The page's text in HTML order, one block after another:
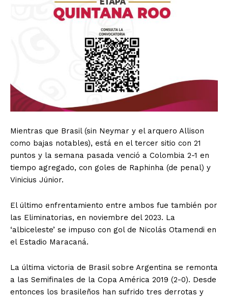
Mientras que Brasil (sin Neymar y el arquero Allison
como bajas notables), está en el tercer sitio con 21
puntos y la semana pasada venció a Colombia 2-1 en
tiempo agregado, con goles de Raphinha (de penal) y
Vinicius Júnior.
El último enfrentamiento entre ambos fue también por
las Eliminatorias, en noviembre del 2023. La
‘albiceleste’ se impuso con gol de Nicolás Otamendi en
el Estadio Maracaná.
La última victoria de Brasil sobre Argentina se remonta
a las Semifinales de la Copa América 2019 (2-0). Desde
entonces los brasileños han sufrido tres derrotas y